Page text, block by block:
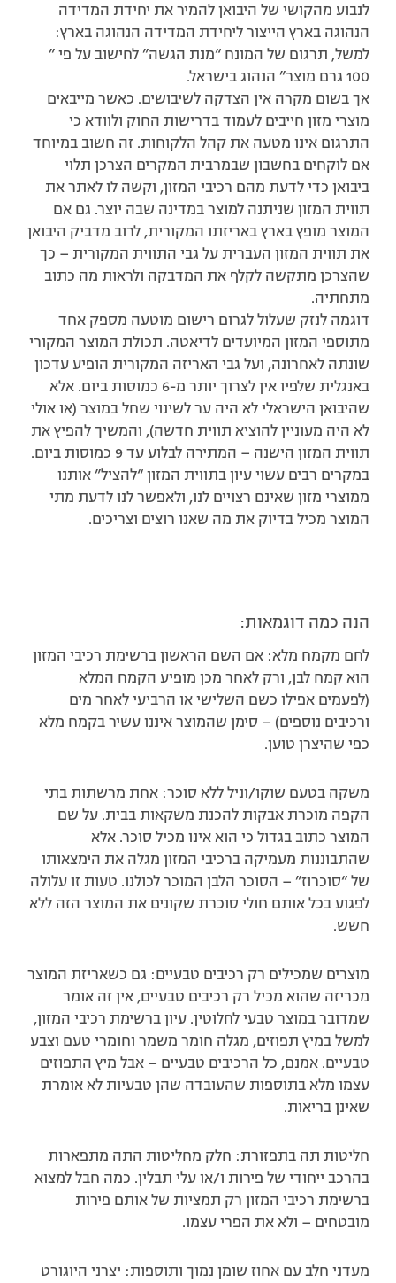
לנבוע מהקושי של היבואן להמיר את יחידת המדידה
הנהוגה בארץ הייצור ליחידת המדידה הנהוגה בארץ:
למשל, תרגום של המונח “מנת הגשה” לחישוב על פי ”
100 גרם מוצר” הנהוג בישראל.
אך בשום מקרה אין הצדקה לשיבושים. כאשר מייבאים
מוצרי מזון חייבים לעמוד בדרישות החוק ולוודא כי
התרגום אינו מטעה את קהל הלקוחות. זה חשוב במיוחד
אם לוקחים בחשבון שבמרבית המקרים הצרכן תלוי
ביבואן כדי לדעת מהם רכיבי המזון, וקשה לו לאתר את
תווית המזון שניתנה למוצר במדינה שבה יוצר. גם אם
המוצר מופץ בארץ באריזתו המקורית, לרוב מדביק היבואן
את תווית המזון העברית על גבי התווית המקורית – כך
שהצרכן מתקשה לקלף את המדבקה ולראות מה כתוב
מתחתיה.
דוגמה לנזק שעלול לגרום רישום מוטעה מספק אחד
מתוספי המזון המיועדים לדיאטה. תכולת המוצר המקורי
שונתה לאחרונה, ועל גבי האריזה המקורית הופיע עדכון
באנגלית שלפיו אין לצרוך יותר מ-6 כמוסות ביום. אלא
שהיבואן הישראלי לא היה ער לשינוי שחל במוצר (או אולי
לא היה מעוניין להוציא תווית חדשה), והמשיך להפיץ את
תווית המזון הישנה – המתירה לבלוע עד 9 כמוסות ביום.
במקרים רבים עשוי עיון בתווית המזון “להציל” אותנו
ממוצרי מזון שאינם רצויים לנו, ולאפשר לנו לדעת מתי
המוצר מכיל בדיוק את מה שאנו רוצים וצריכים.
הנה כמה דוגמאות:
לחם מקמח מלא: אם השם הראשון ברשימת רכיבי המזון
הוא קמח לבן, ורק לאחר מכן מופיע הקמח המלא
(לפעמים אפילו כשם השלישי או הרביעי לאחר מים
ורכיבים נוספים) – סימן שהמוצר איננו עשיר בקמח מלא
כפי שהיצרן טוען.
משקה בטעם שוקו/וניל ללא סוכר: אחת מרשתות בתי
הקפה מוכרת אבקות להכנת משקאות בבית. על שם
המוצר כתוב בגדול כי הוא אינו מכיל סוכר. אלא
שהתבוננות מעמיקה ברכיבי המזון מגלה את הימצאותו
של “סוכרוז” – הסוכר הלבן המוכר לכולנו. טעות זו עלולה
לפגוע בכל אותם חולי סוכרת שקונים את המוצר הזה ללא
חשש.
מוצרים שמכילים רק רכיבים טבעיים: גם כשאריזת המוצר
מכריזה שהוא מכיל רק רכיבים טבעיים, אין זה אומר
שמדובר במוצר טבעי לחלוטין. עיון ברשימת רכיבי המזון,
למשל במיץ תפוזים, מגלה חומר משמר וחומרי טעם וצבע
טבעיים. אמנם, כל הרכיבים טבעיים – אבל מיץ התפוזים
עצמו מלא בתוספות שהעובדה שהן טבעיות לא אומרת
שאינן בריאות.
חליטות תה בתפזורת: חלק מחליטות התה מתפארות
בהרכב ייחודי של פירות ו/או עלי תבלין. כמה חבל למצוא
ברשימת רכיבי המזון רק תמציות של אותם פירות
מובטחים – ולא את הפרי עצמו.
מעדני חלב עם אחוז שומן נמוך ותוספות: יצרני היוגורט